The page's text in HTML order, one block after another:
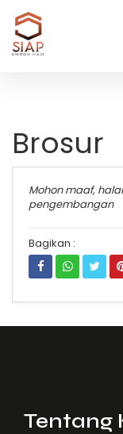
Brosur
Mohon maaf,
pengembangan
Bagikan :
Tentang